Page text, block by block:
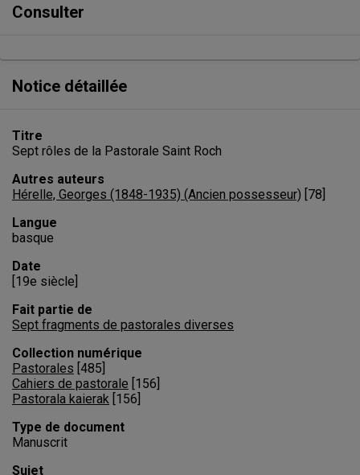
Consulter
Notice détaillée
Titre
Sept rôles de la Pastorale Saint Roch
Autres auteurs
Hérelle, Georges (1848-1935) (Ancien possesseur) 78
Langue
basque
Date
[19e siècle]
Fait partie de
Sept fragments de pastorales diverses
Collection numérique
Pastorales 485
Cahiers de pastorale 156
Pastorala kaierak 156
Type de document
Manuscrit
Sujet